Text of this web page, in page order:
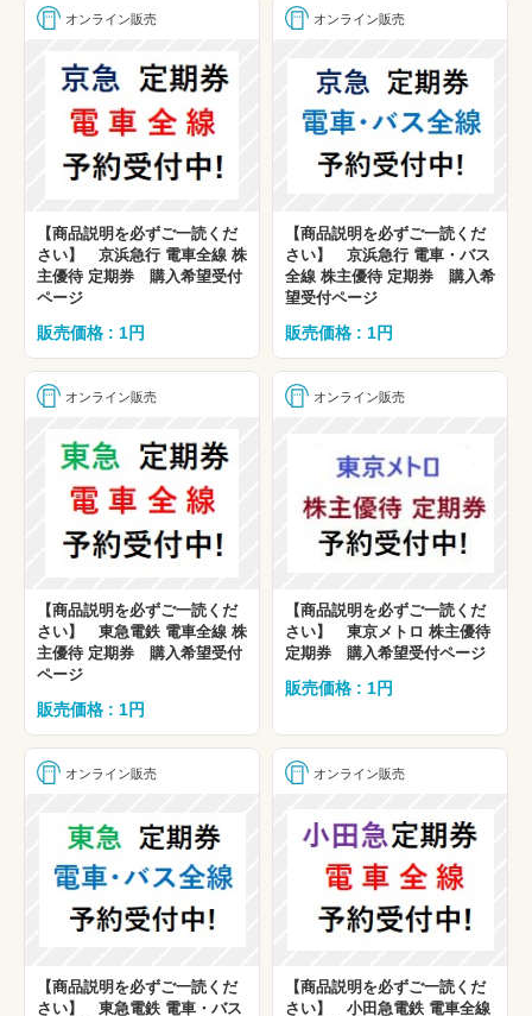
オンライン販売
【商品説明を必ずご一読くだ
さい】 京浜急行 電車全線 株
主優待 定期券 購入希望受付
ページ
販売価格 : 1円
オンライン販売
【商品説明を必ずご一読くだ
さい】 京浜急行 電車・バス
全線 株主優待 定期券 購入希
望受付ページ
販売価格 : 1円
オンライン販売
【商品説明を必ずご一読くだ
さい】 東急電鉄 電車全線 株
主優待 定期券 購入希望受付
ページ
販売価格 : 1円
オンライン販売
【商品説明を必ずご一読くだ
さい】 東京メトロ 株主優待
定期券 購入希望受付ページ
販売価格 : 1円
オンライン販売
【商品説明を必ずご一読くだ
さい】 東急電鉄 電車・バス
オンライン販売
【商品説明を必ずご一読くだ
さい】 小田急電鉄 電車全線